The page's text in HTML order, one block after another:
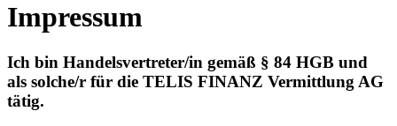
Impressum
Ich bin Handelsvertreter/in gemäß § 84 HGB und
als solche/r für die TELIS FINANZ Vermittlung AG
tätig.